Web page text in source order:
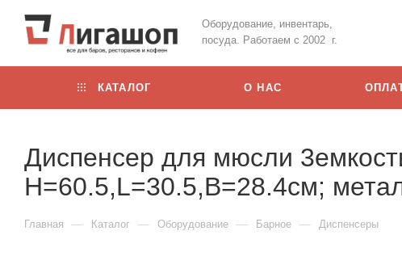
Оборудование, инвентарь,
посуда. Работаем с 2002 г.
КАТАЛОГ О НАС
Диспенсер для мюсли
H=60.5,L=30.5,B=28.4см;
Главная — Каталог — Оборудование — Барное — Диспенсеры